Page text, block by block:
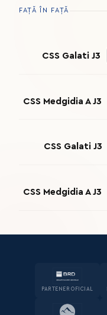
FAȚĂ ÎN FAȚĂ
CSS Galati J3
CSS Medgidia A J3
CSS Galati J3
CSS Medgidia A J3
PARTENER OFICIAL